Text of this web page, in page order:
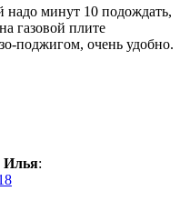
надо минут 10 подождать,
газовой плите
поджигом, очень удобно.
Илья: